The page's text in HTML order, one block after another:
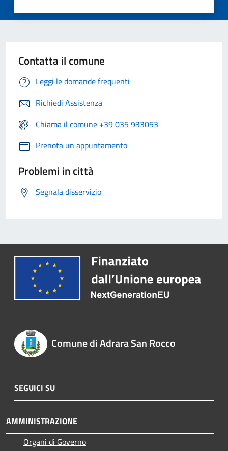
Contatta il comune
Leggi le domande frequenti
Richiedi Assistenza
Chiama il comune +39 035 933053
Prenota un appuntamento
Problemi in città
Segnala disservizio
Comune di Adrara San Rocco
SEGUICI SU
AMMINISTRAZIONE
Organi di Governo